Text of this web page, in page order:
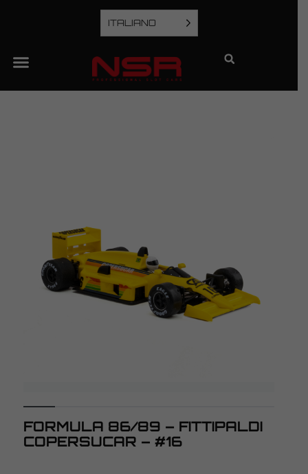
ITALIANO
FORMULA 86/89 – FITTIPALDI
COPERSUCAR – #16